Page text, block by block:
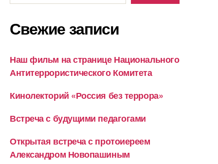
Свежие записи
Наш фильм на странице Национального
Антитеррористического Комитета
Кинолекторий «Россия без террора»
Встреча с будущими педагогами
Открытая встреча с протоиереем
Александром Новопашиным